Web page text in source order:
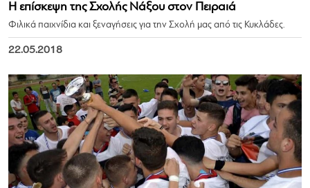
Η επίσκεψη της Σχολής Νάξου στον Πειραιά
Φιλικά παιχνίδια και ξεναγήσεις για την Σχολή μας από τις Κυκλάδες.
22.05.2018